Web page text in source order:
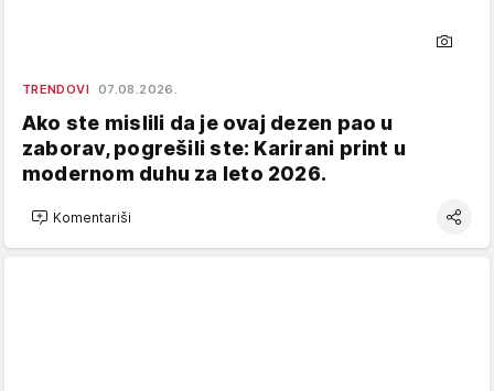
TRENDOVI 07.08.2026.
Ako ste mislili da je ovaj dezen pao u
zaborav, pogrešili ste: Karirani print u
modernom duhu za leto 2026.
Komentariši